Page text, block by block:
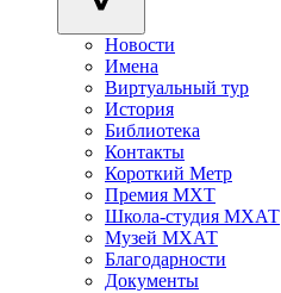
Новости
Имена
Виртуальный тур
История
Библиотека
Контакты
Короткий Метр
Премия МХТ
Школа-студия МХАТ
Музей МХАТ
Благодарности
Документы